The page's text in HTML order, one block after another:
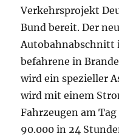
Verkehrsprojekt
Bund bereit. Der
Autobahnabschnitt
befahrene in
wird ein spezieller
wird mit einem
Fahrzeugen am
90.000 in 24